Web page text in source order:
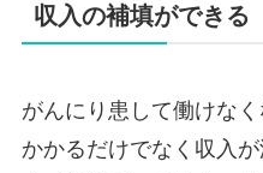
収入の補填ができる
がんにり患して働けな
かかるだけでなく収入